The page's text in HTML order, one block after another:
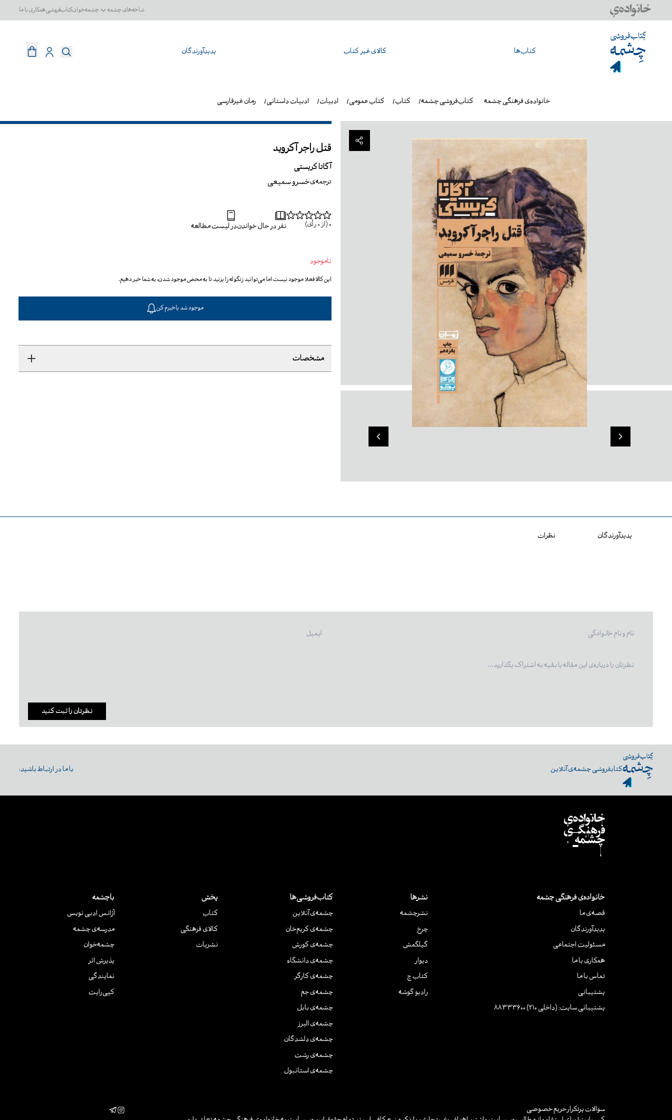
شاخه‌های چشمه چشمه‌خوانکتاب‌فروشیهمکاری با ما
کتاب‌ها کالای غیر کتاب پدیدآورندگان
رمان غیرفارسی ادبیات داستانی ادبیات کتاب عمومی کتاب کتاب‌فروشی چشمه خانواده‌ی فرهنگی چشمه
قتل راجر آکروید
آگاتا کریستی
ترجمه‌یخسرو سمیعی
0 (از 0 رأی) نفر در حال خواندندر لیست مطالعه
ناموجود
این کالا فعلا موجود نیست اما می‌توانید زنگوله را بزنید تا به محض موجود شدن، به شما خبر دهیم.
موجود شد باخبرم کن
مشخصات
پدیدآورندگان نظرات
نظرتان را ثبت کنید
کتابفروشی چشمه‌ی آنلاین با ما در ارتباط باشید:
خانواده‌ی فرهنگی چشمه
قصه‌ی ما
پدیدآورندگان
مسئولیت اجتماعی
همکاری با ما
تماس با ما
پشتیبانی
پشتیبانی سایت: (داخلی 210) 88333600
نشرها
نشر‌چشمه
چرخ
گیلگمش
دیوار
کتاب چ
رادیو گوشه
کتاب‌فروشی‌ها
چشمه‌ی آنلاین
چشمه‌ی کریم‌خان
چشمه‌ی کورش
چشمه‌ی دانشگاه
چشمه‌ی کارگر
چشمه‌ی جم
چشمه‌ی بابل
چشمه‌ی البرز
چشمه‌ی دلشدگان
چشمه‌ی رشت
چشمه‌ی استانبول
پخش
کتاب
کالای فرهنگی
نشریات
باچشمه
آژانس ادبی نویس
مدرسه‌ی چشمه
چشمه‌خوان
پذیرش اثر
نمایندگی
کپی‌رایت
سوالات پرتکرارحریم خصوصی